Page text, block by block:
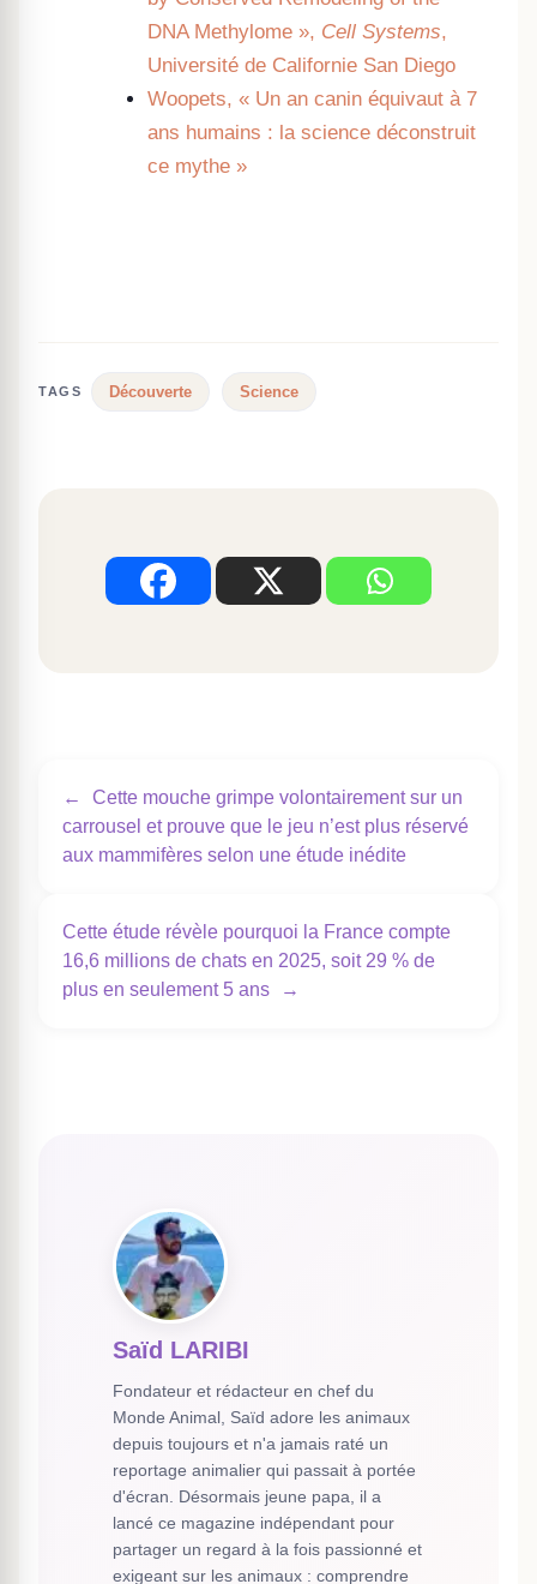
DNA Methylome », Cell Systems,
Université de Californie San Diego
Woopets, « Un an canin équivaut à 7
ans humains : la science déconstruit
ce mythe »
TAGS Découverte Science
←
Cette mouche grimpe volontairement sur un
carrousel et prouve que le jeu n’est plus réservé
aux mammifères selon une étude inédite
Cette étude révèle pourquoi la France compte
16,6 millions de chats en 2025, soit 29 % de
plus en seulement 5 ans
→
Saïd LARIBI
Fondateur et rédacteur en chef du
Monde Animal, Saïd adore les animaux
depuis toujours et n'a jamais raté un
reportage animalier qui passait à portée
d'écran. Désormais jeune papa, il a
lancé ce magazine indépendant pour
partager un regard à la fois passionné et
exigeant sur les animaux : comprendre